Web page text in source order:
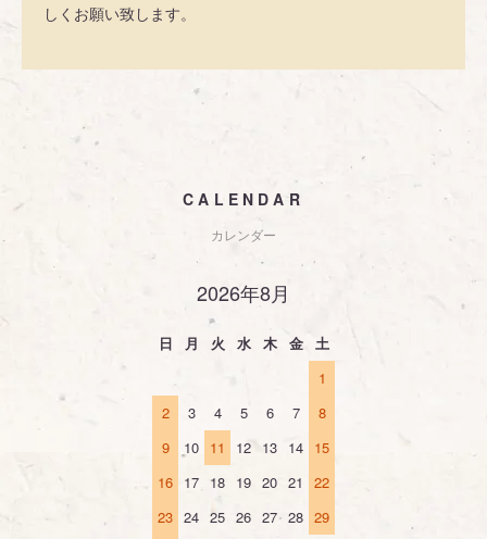
しくお願い致します。
CALENDAR
カレンダー
2026年8月
日 月 火 水 木 金
土
1
2
3 4 5 6 7
8
9
10 11 12 13 14 15
16 17 18 19 20 21
22
23 24 25 26 27 28 29